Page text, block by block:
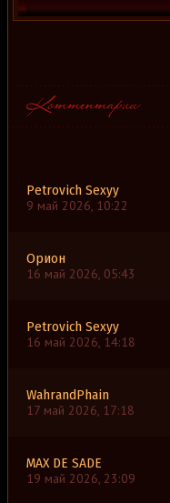
Petrovich Sexyy
9 май 2026, 10:22
Орион
16 май 2026, 05:43
Petrovich Sexyy
16 май 2026, 14:18
WahrandPhain
17 май 2026, 17:18
MAX DE SADE
19 май 2026, 23:09